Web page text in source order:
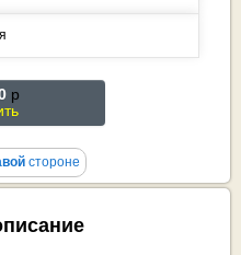
p
стороне